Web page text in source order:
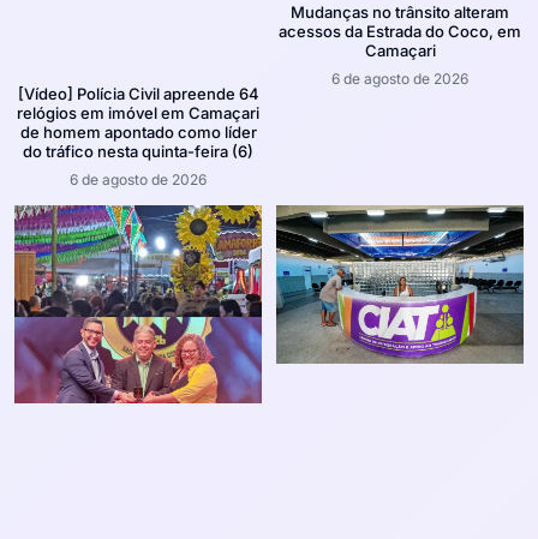
[Vídeo] Polícia Civil apreende 64
relógios em imóvel em Camaçari
de homem apontado como líder
do tráfico nesta quinta-feira (6)
6 de agosto de 2026
Mudanças no trânsito alteram
acessos da Estrada do Coco, em
Camaçari
6 de agosto de 2026